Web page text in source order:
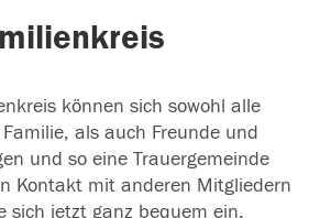
können sich sowohl alle
als auch Freunde und
und so eine Trauergemeinde
Kontakt mit anderen Mitgliedern
sich jetzt ganz bequem ein.